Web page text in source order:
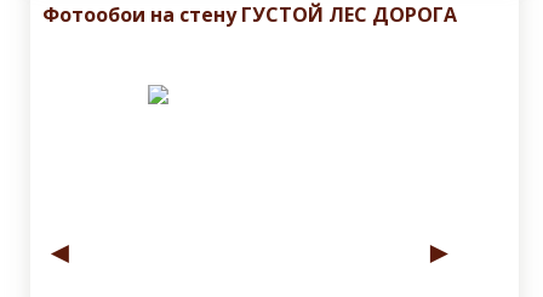
Фотообои на стену ГУСТОЙ ЛЕС ДОРОГА
◄ ►